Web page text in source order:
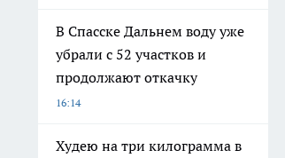
В Спасске Дальнем воду уже
убрали с 52 участков и
продолжают откачку
16:14
Худею на три килограмма в